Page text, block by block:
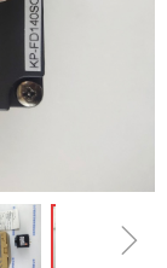
ꁇ